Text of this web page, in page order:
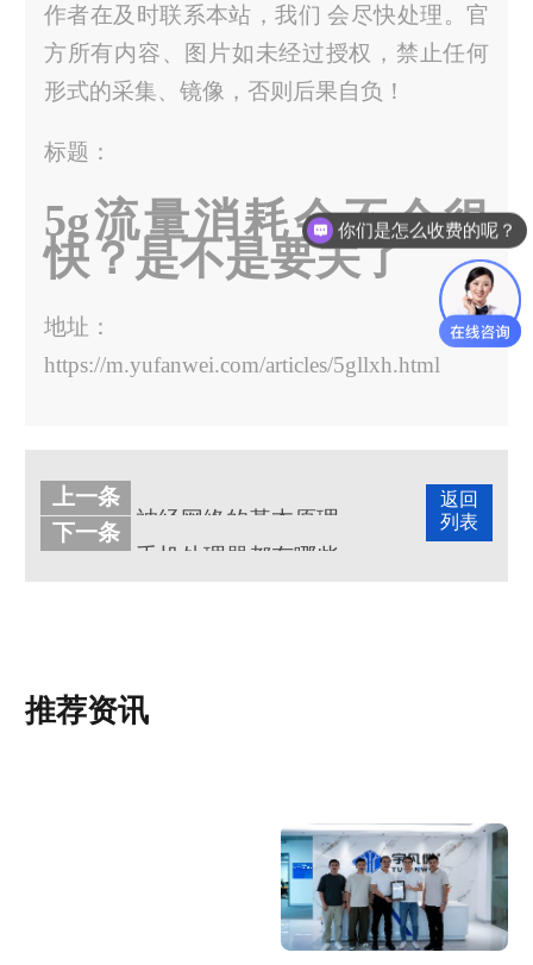
作者在及时联系本站，我们 会尽快处理。官
方所有内容、图片如未经过授权，禁止任何
形式的采集、镜像，否则后果自负！
标题：
5g流量消耗会不会很
快？是不是要关了
地址：
https://m.yufanwei.com/articles/5gllxh.html
返回
列表
上一条
下一条
推荐资讯
你们是怎么收费的呢？